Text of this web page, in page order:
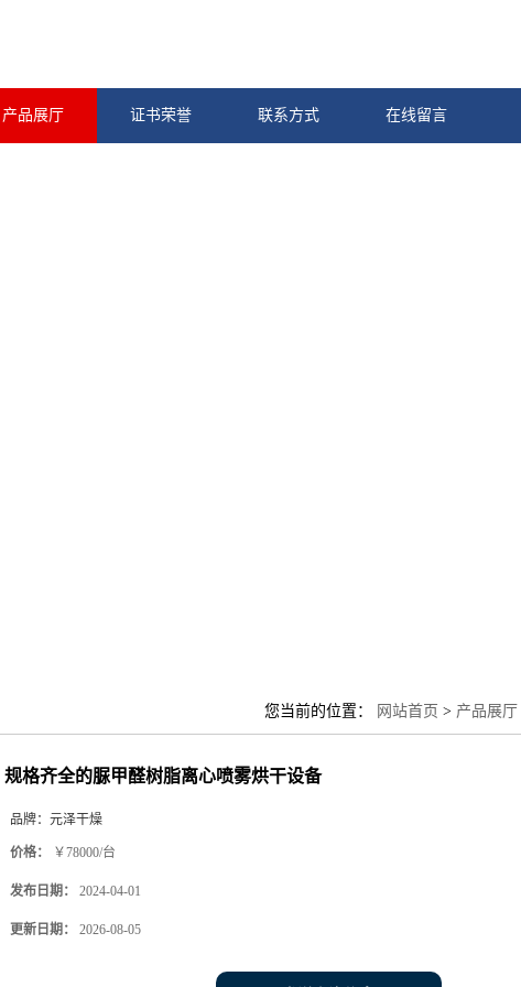
产品展厅 证书荣誉 联系方式 在线留言
您当前的位置： 网站首页 > 产品展厅
规格齐全的脲甲醛树脂离心喷雾烘干设备
品牌： 元泽干燥
价格： ￥78000/台
发布日期： 2024-04-01
更新日期： 2026-08-05